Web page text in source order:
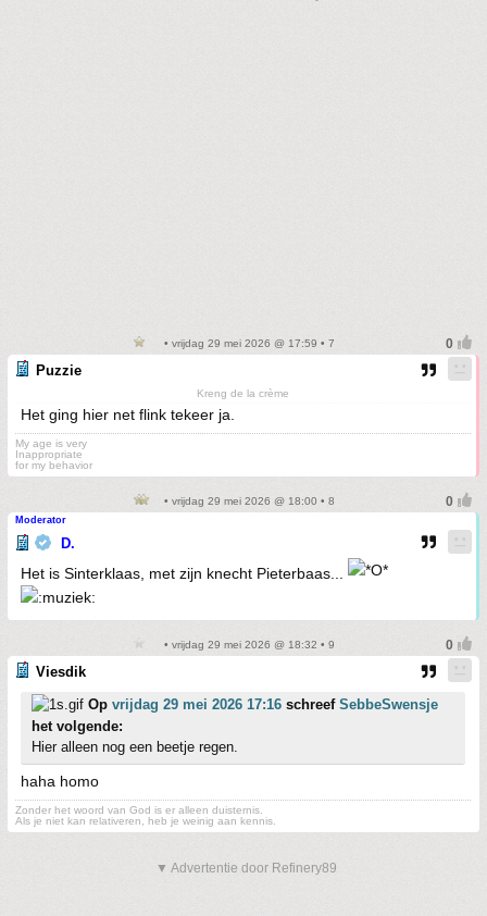
• vrijdag 29 mei 2026 @ 17:59 • 7
Puzzie
Kreng de la crème
Het ging hier net flink tekeer ja.
My age is very
Inappropriate
for my behavior
• vrijdag 29 mei 2026 @ 18:00 • 8
Moderator
D.
Het is Sinterklaas, met zijn knecht Pieterbaas...
• vrijdag 29 mei 2026 @ 18:32 • 9
Viesdik
Op vrijdag 29 mei 2026 17:16 schreef SebbeSwensje
het volgende:
Hier alleen nog een beetje regen.
haha homo
Zonder het woord van God is er alleen duisternis.
Als je niet kan relativeren, heb je weinig aan kennis.
▼ Advertentie door Refinery89